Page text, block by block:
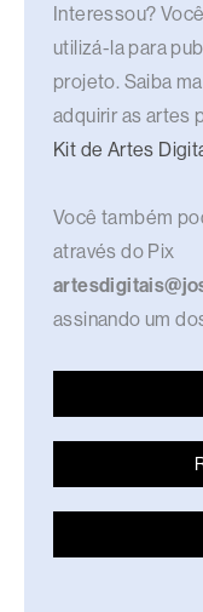
Interessou?
utilizá-la para
projeto. Saiba
adquirir as artes
Kit de Artes
Você também
através do Pix
assinando um